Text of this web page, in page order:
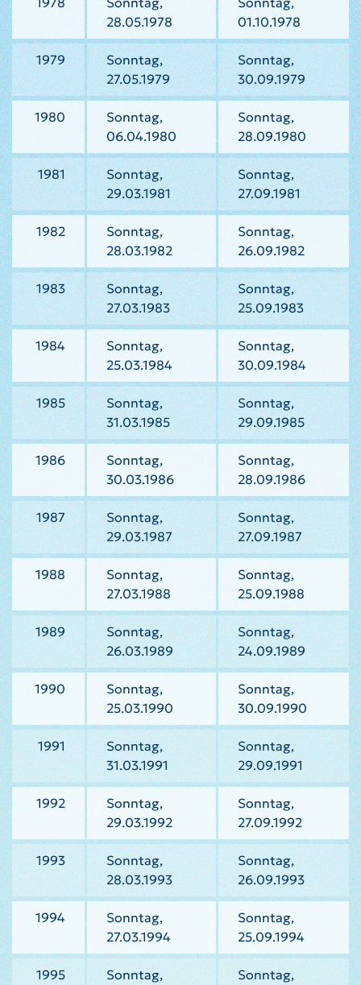
28.05.1978
01.10.1978
1979
Sonntag,
27.05.1979
Sonntag,
30.09.1979
1980
Sonntag,
06.04.1980
Sonntag,
28.09.1980
1981
Sonntag,
29.03.1981
Sonntag,
27.09.1981
1982
Sonntag,
28.03.1982
Sonntag,
26.09.1982
1983
Sonntag,
27.03.1983
Sonntag,
25.09.1983
1984
Sonntag,
25.03.1984
Sonntag,
30.09.1984
1985
Sonntag,
31.03.1985
Sonntag,
29.09.1985
1986
Sonntag,
30.03.1986
Sonntag,
28.09.1986
1987
Sonntag,
29.03.1987
Sonntag,
27.09.1987
1988
Sonntag,
27.03.1988
Sonntag,
25.09.1988
1989
Sonntag,
26.03.1989
Sonntag,
24.09.1989
1990
Sonntag,
25.03.1990
Sonntag,
30.09.1990
1991
Sonntag,
31.03.1991
Sonntag,
29.09.1991
1992
Sonntag,
29.03.1992
Sonntag,
27.09.1992
1993
Sonntag,
28.03.1993
Sonntag,
26.09.1993
1994
Sonntag,
27.03.1994
Sonntag,
25.09.1994
1995
Sonntag,
Sonntag,